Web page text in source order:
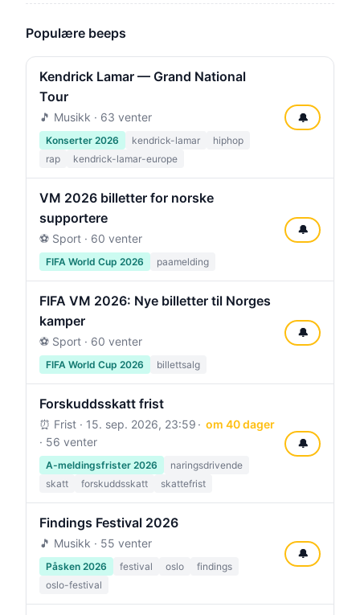
Populære beeps
Kendrick Lamar — Grand National
Tour
🎵 Musikk · 63 venter
Konserter 2026 kendrick-lamar
hiphop
rap
kendrick-lamar-europe
🔔
VM 2026 billetter for norske
supportere
⚽ Sport · 60 venter
FIFA World Cup 2026 paamelding
🔔
FIFA VM 2026: Nye billetter til Norges
kamper
⚽ Sport · 60 venter
FIFA World Cup 2026 billettsalg
🔔
Forskuddsskatt frist
⏰ Frist · 15. sep. 2026, 23:59
om 40 dager
· 56 venter
A-meldingsfrister 2026
naringsdrivende
skatt
forskuddsskatt skattefrist
🔔
Findings Festival 2026
🎵 Musikk · 55 venter
Påsken 2026 festival oslo
findings
oslo-festival
🔔